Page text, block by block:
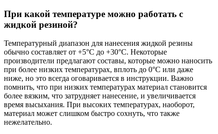
При какой температуре можно работать с
жидкой резиной?
Температурный диапазон для нанесения жидкой резины
обычно составляет от +5°C до +30°C. Некоторые
производители предлагают составы, которые можно наносить
при более низких температурах, вплоть до 0°C или даже
ниже, но это всегда оговаривается в инструкции. Важно
помнить, что при низких температурах материал становится
более вязким, что затрудняет нанесение, и увеличивается
время высыхания. При высоких температурах, наоборот,
материал может слишком быстро сохнуть, что также
нежелательно.